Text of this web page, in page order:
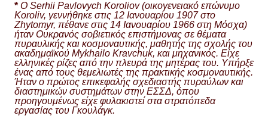
* Ο Serhii Pavlovych Koroliov (οικογενειακό επώνυμο
Koroliv, γεννήθηκε στις 12 Ιανουαρίου 1907 στο
Zhytomyr, πέθανε στις 14 Ιανουαρίου 1966 στη Μόσχα)
ήταν Ουκρανός σοβιετικός επιστήμονας σε θέματα
πυραυλικής και κοσμοναυτικής, μαθητής της σχολής του
ακαδημαϊκού Mykhailo Kravchuk, και μηχανικός. Είχε
ελληνικές ρίζες από την πλευρά της μητέρας του. Υπήρξε
ένας από τους θεμελιωτές της πρακτικής κοσμοναυτικής.
Ήταν ο πρώτος επικεφαλής σχεδιαστής πυραύλων και
διαστημικών συστημάτων στην ΕΣΣΔ, όπου
προηγουμένως είχε φυλακιστεί στα στρατόπεδα
εργασίας του Γκουλάγκ.